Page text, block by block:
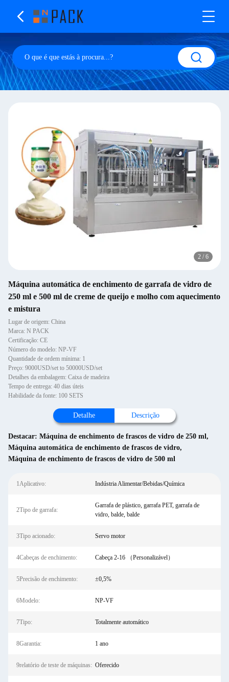
2 / 6
Máquina automática de enchimento de garrafa de vidro de
250 ml e 500 ml de creme de queijo e molho com aquecimento
e mistura
Lugar de origem: China
Marca: N PACK
Certificação: CE
Número do modelo: NP-VF
Quantidade de ordem mínima: 1
Preço: 9000USD/set to 50000USD/set
Detalhes da embalagem: Caixa de madeira
Tempo de entrega: 40 dias úteis
Habilidade da fonte: 100 SETS
Detalhe Descrição
Destacar: Máquina de enchimento de frascos de vidro de 250 ml,
Máquina automática de enchimento de frascos de vidro,
Máquina de enchimento de frascos de vidro de 500 ml
1Aplicativo: Indústria Alimentar/Bebidas/Química
2Tipo de garrafa:
Garrafa de plástico, garrafa PET, garrafa de
vidro, balde, balde
3Tipo acionado: Servo motor
4Cabeças de enchimento: Cabeça 2-16 （Personalizável）
5Precisão de enchimento: ±0,5%
6Modelo: NP-VF
7Tipo: Totalmente automático
8Garantia: 1 ano
9relatório de teste de máquinas: Oferecido